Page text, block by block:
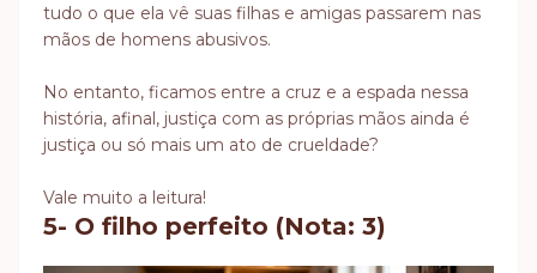
tudo o que ela vê suas filhas e amigas passarem nas
mãos de homens abusivos.
No entanto, ficamos entre a cruz e a espada nessa
história, afinal, justiça com as próprias mãos ainda é
justiça ou só mais um ato de crueldade?
Vale muito a leitura!
5- O filho perfeito (Nota: 3)